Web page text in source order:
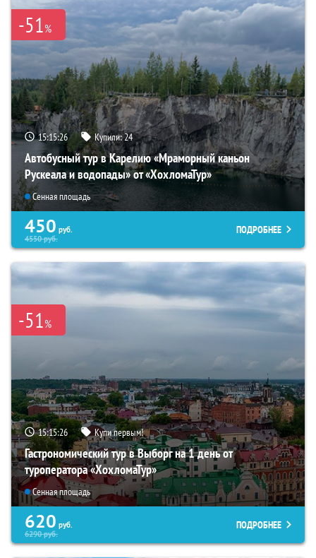
-51%
15:15:25 Купили:24
Автобусный тур в Карелию «Мраморный каньон
Рускеала и водопады» от «ХохломаТур»
Сенная площадь
450 руб.
4550руб.
ПОДРОБНЕЕ
-51%
15:15:25 Купи первым!
Гастрономический тур в Выборг на 1 день от
туроператора «ХохломаТур»
Сенная площадь
620 руб.
6290руб.
ПОДРОБНЕЕ